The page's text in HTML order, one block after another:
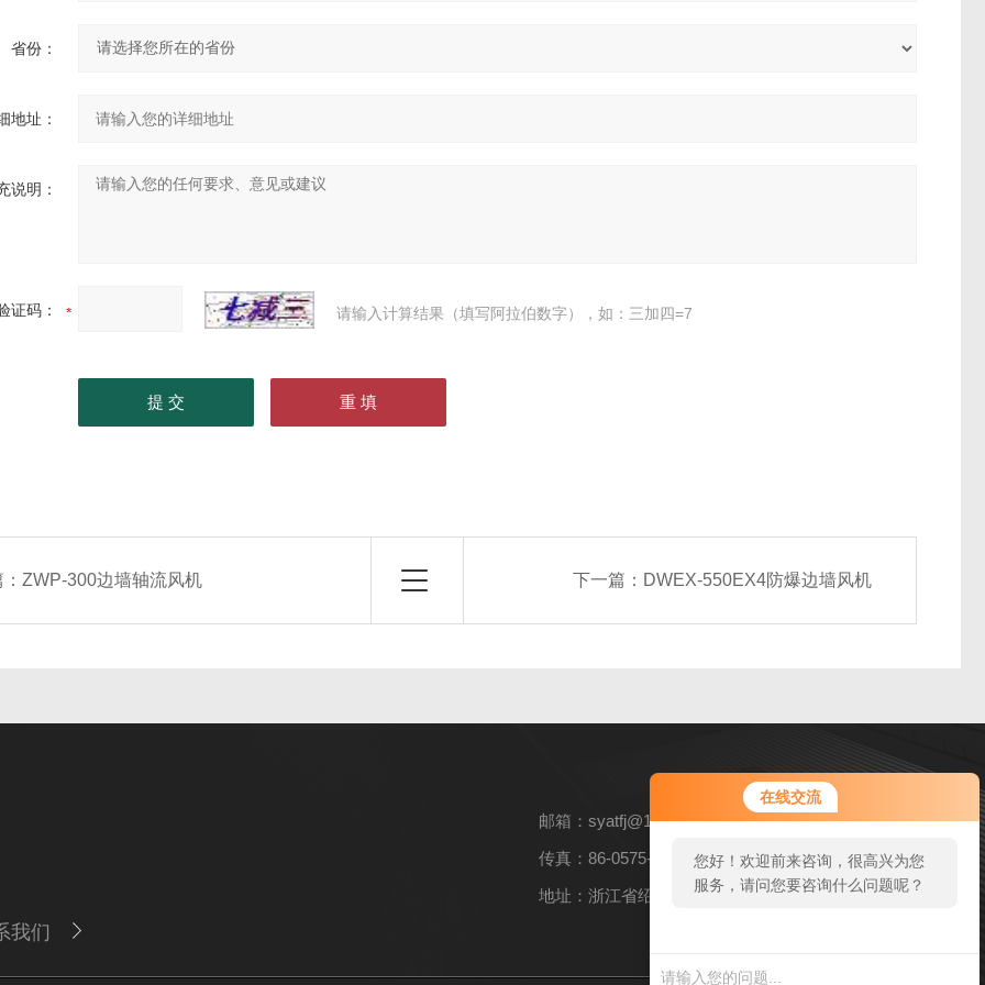
在线交流
您好！欢迎前来咨询，很高兴为您
服务，请问您要咨询什么问题呢？
了需求产品，您可以直接在线与我
省份：
地址：
说明：
证码： 请输入计算结果（填写阿拉伯数字），如：三加四=7
：ZWP-300边墙轴流风机 下一篇： DWEX-550EX4防爆边墙风机
我们
邮箱：syatfj@163.com
传真：86-0575-82360269
地址：浙江省绍兴市上虞区上浦镇104国道东侧上浦工业园